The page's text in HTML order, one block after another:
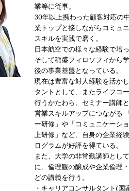
業等に従事。
30年以上携わった顧客対応の
業トップと接しながらコミュ
スキルを実践で磨く。
日本航空での様々な経験で培
そして稲盛フィロソフィから
後の事業基盤となっている。
現在は豊富な対人経験を活か
タントとして、またライフコ
行うかたわら、セミナー講師と
営業スキルアップにつながる
ー研修」や「コミュニケーシ
上研修」など、自身の企業経
ログラムが好評を得ている。
また、大学の非常勤講師とし
に、倫理観の醸成や企業倫理
どの講義を行う。
・キャリアコンサルタント(国